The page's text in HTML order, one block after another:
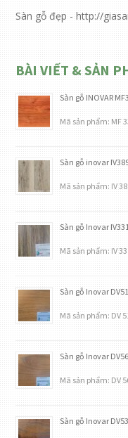
Sàn gỗ đẹp - http://
BÀI VIẾT & SẢN
Sàn gỗ INOVAR
Mã sản phẩm: MF
Sàn gỗ inovar
Mã sản phẩm: IV
Sàn gỗ Inovar IV331
Mã sản phẩm: IV
Sàn gỗ Inovar
Mã sản phẩm: DV
Sàn gỗ Inovar
Mã sản phẩm: DV
Sàn gỗ Inovar